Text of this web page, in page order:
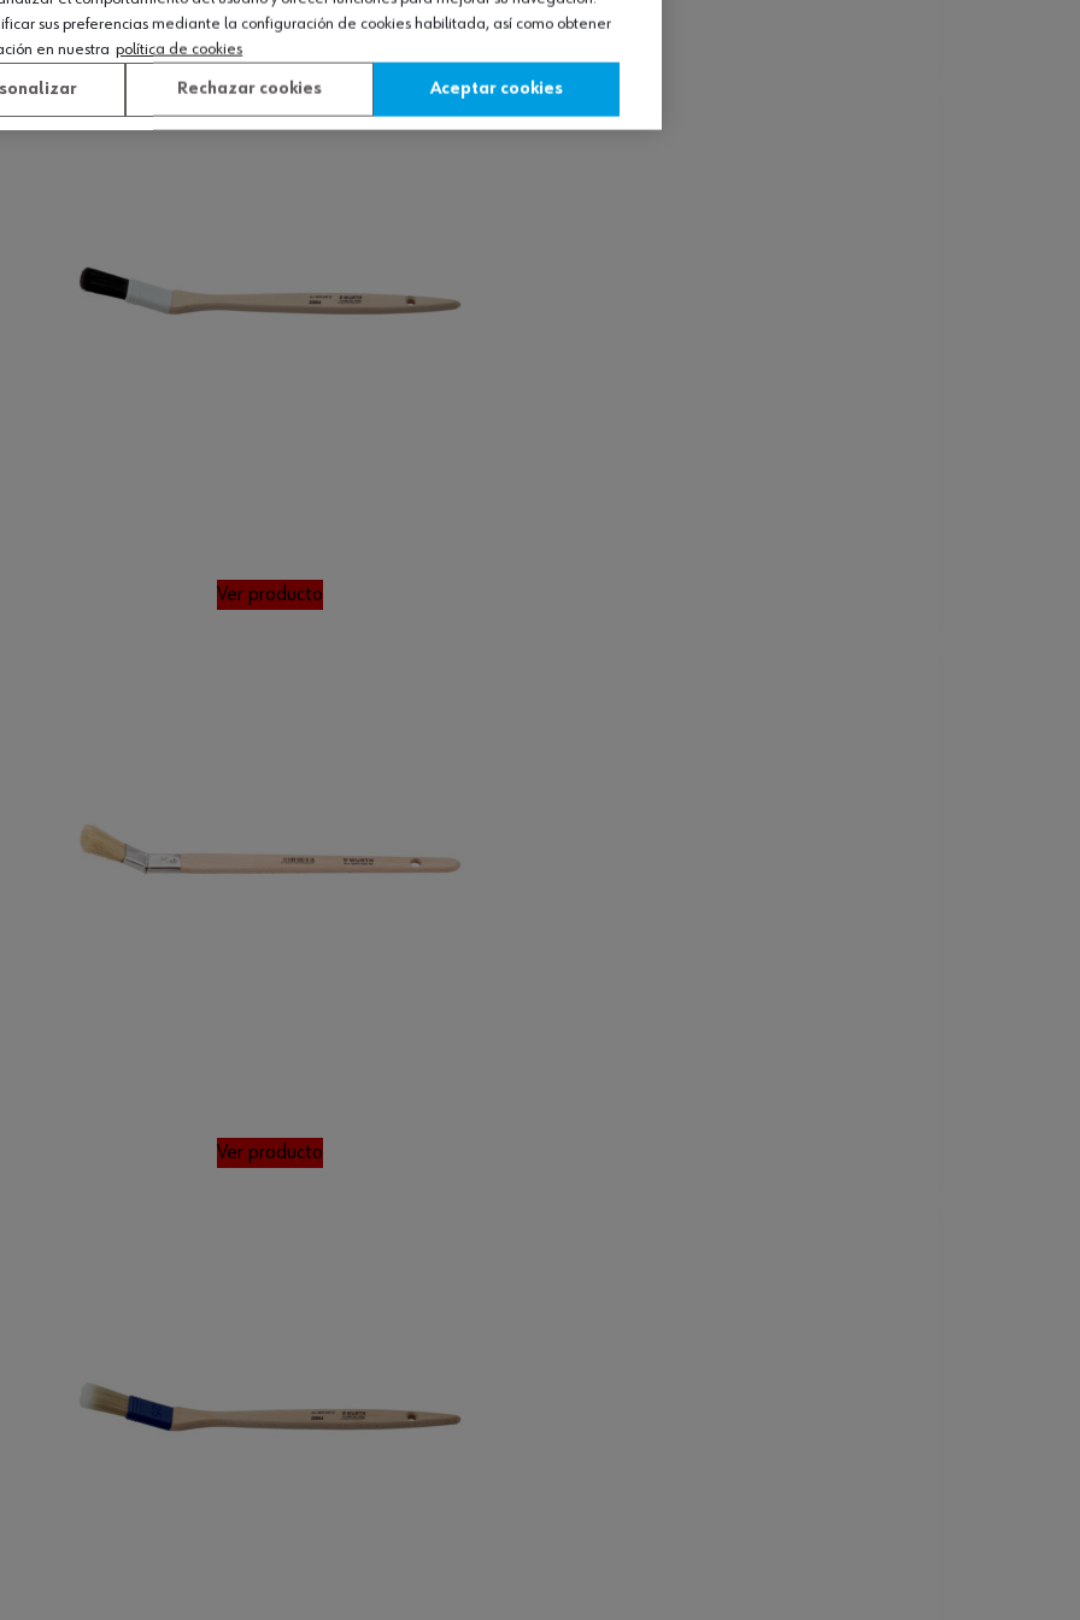
Ver producto
Ver producto
Ver producto
sus preferencias mediante la configuración de cookies habilitada, así como obtener
en nuestra política de cookies
Rechazar cookies Aceptar cookies